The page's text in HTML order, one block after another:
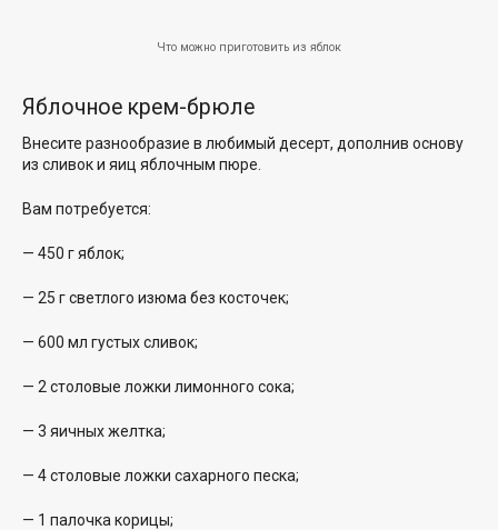
Что можно приготовить из яблок
Яблочное крем-брюле
Внесите разнообразие в любимый десерт, дополнив основу
из сливок и яиц яблочным пюре.
Вам потребуется:
— 450 г яблок;
— 25 г светлого изюма без косточек;
— 600 мл густых сливок;
— 2 столовые ложки лимонного сока;
— 3 яичных желтка;
— 4 столовые ложки сахарного песка;
— 1 палочка корицы;